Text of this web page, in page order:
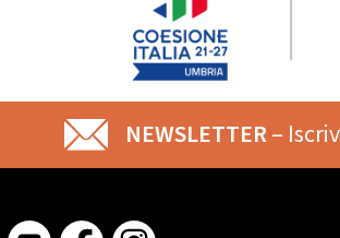
NEWSLETTER–